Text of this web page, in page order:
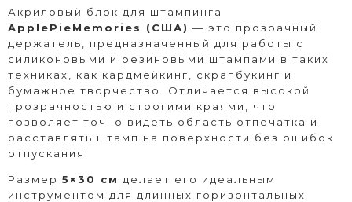
Акриловый блок для штампинга
ApplePieMemories (США) — это прозрачный
держатель, предназначенный для работы с
силиконовыми и резиновыми штампами в таких
техниках, как кардмейкинг, скрапбукинг и
бумажное творчество. Отличается высокой
прозрачностью и строгими краями, что
позволяет точно видеть область отпечатка и
расставлять штамп на поверхности без ошибок
отпускания.
Размер 5×30 см делает его идеальным
инструментом для длинных горизонтальных